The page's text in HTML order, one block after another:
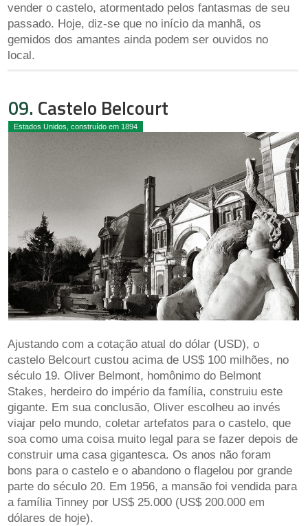
vender o castelo, atormentado pelos fantasmas de seu
passado. Hoje, diz-se que no início da manhã, os
gemidos dos amantes ainda podem ser ouvidos no
local.
09. Castelo Belcourt
Estados Unidos, construído em 1894
Ajustando com a cotação atual do dólar (USD), o
castelo Belcourt custou acima de US$ 100 milhões, no
século 19. Oliver Belmont, homônimo do Belmont
Stakes, herdeiro do império da família, construiu este
gigante. Em sua conclusão, Oliver escolheu ao invés
viajar pelo mundo, coletar artefatos para o castelo, que
soa como uma coisa muito legal para se fazer depois de
construir uma casa gigantesca. Os anos não foram
bons para o castelo e o abandono o flagelou por grande
parte do século 20. Em 1956, a mansão foi vendida para
a família Tinney por US$ 25.000 (US$ 200.000 em
dólares de hoje).